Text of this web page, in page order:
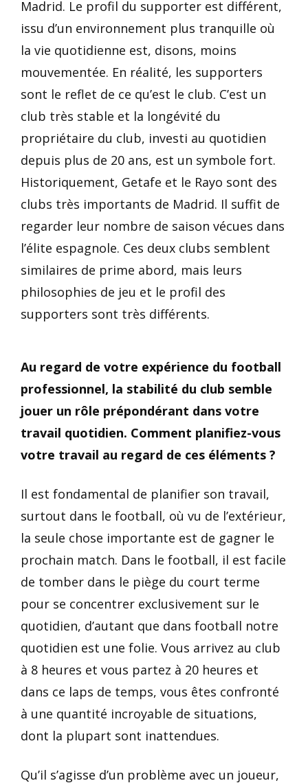
Madrid. Le profil du supporter est différent,
issu d’un environnement plus tranquille où
la vie quotidienne est, disons, moins
mouvementée. En réalité, les supporters
sont le reflet de ce qu’est le club. C’est un
club très stable et la longévité du
propriétaire du club, investi au quotidien
depuis plus de 20 ans, est un symbole fort.
Historiquement, Getafe et le Rayo sont des
clubs très importants de Madrid. Il suffit de
regarder leur nombre de saison vécues dans
l’élite espagnole. Ces deux clubs semblent
similaires de prime abord, mais leurs
philosophies de jeu et le profil des
supporters sont très différents.
Au regard de votre expérience du football
professionnel, la stabilité du club semble
jouer un rôle prépondérant dans votre
travail quotidien. Comment planifiez-vous
votre travail au regard de ces éléments ?
Il est fondamental de planifier son travail,
surtout dans le football, où vu de l’extérieur,
la seule chose importante est de gagner le
prochain match. Dans le football, il est facile
de tomber dans le piège du court terme
pour se concentrer exclusivement sur le
quotidien, d’autant que dans football notre
quotidien est une folie. Vous arrivez au club
à 8 heures et vous partez à 20 heures et
dans ce laps de temps, vous êtes confronté
à une quantité incroyable de situations,
dont la plupart sont inattendues.
Qu’il s’agisse d’un problème avec un joueur,